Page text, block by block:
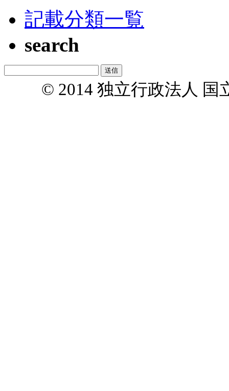
記載分類一覧
search
© 2014 独立行政法人 国